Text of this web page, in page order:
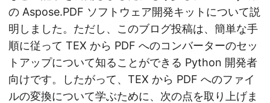
の Aspose.PDF ソフトウェア開発キットについて説
明しました。ただし、このブログ投稿は、簡単な手
順に従って TEX から PDF へのコンバーターのセッ
トアップについて知ることができる Python 開発者
向けです。したがって、TEX から PDF へのファイ
ルの変換について学ぶために、次の点を取り上げま